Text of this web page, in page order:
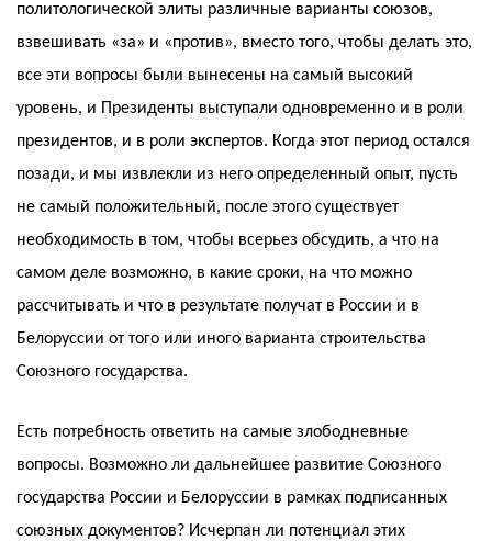
политологической элиты различные варианты союзов,
взвешивать «за» и «против», вместо того, чтобы делать это,
все эти вопросы были вынесены на самый высокий
уровень, и Президенты выступали одновременно и в роли
президентов, и в роли экспертов. Когда этот период остался
позади, и мы извлекли из него определенный опыт, пусть
не самый положительный, после этого существует
необходимость в том, чтобы всерьез обсудить, а что на
самом деле возможно, в какие сроки, на что можно
рассчитывать и что в результате получат в России и в
Белоруссии от того или иного варианта строительства
Союзного государства.
Есть потребность ответить на самые злободневные
вопросы. Возможно ли дальнейшее развитие Союзного
государства России и Белоруссии в рамках подписанных
союзных документов? Исчерпан ли потенциал этих